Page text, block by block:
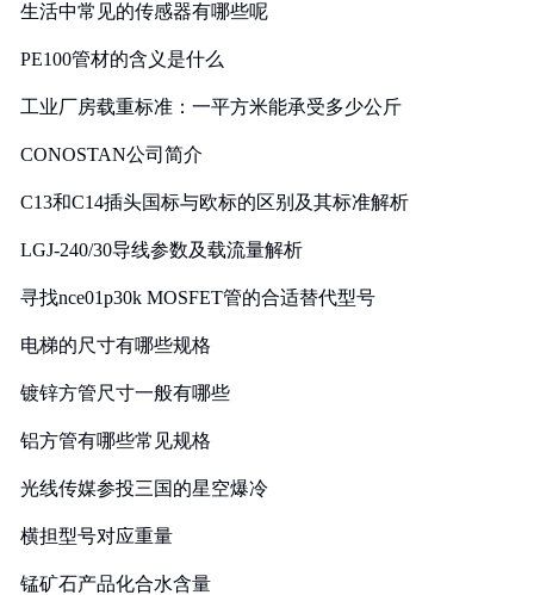
生活中常见的传感器有哪些呢
PE100管材的含义是什么
工业厂房载重标准：一平方米能承受多少公斤
CONOSTAN公司简介
C13和C14插头国标与欧标的区别及其标准解析
LGJ-240/30导线参数及载流量解析
寻找nce01p30k MOSFET管的合适替代型号
电梯的尺寸有哪些规格
镀锌方管尺寸一般有哪些
铝方管有哪些常见规格
光线传媒参投三国的星空爆冷
横担型号对应重量
锰矿石产品化合水含量